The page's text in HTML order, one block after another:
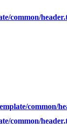
common/
common/
common/